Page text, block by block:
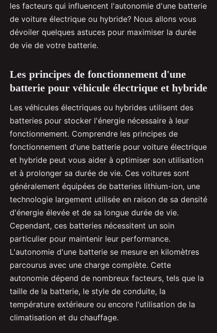
les facteurs qui influencent l'autonomie d'une batterie
de voiture électrique ou hybride? Nous allons vous
dévoiler quelques astuces pour maximiser la durée
de vie de votre batterie.
Les principes de fonctionnement d'une
batterie pour véhicule électrique et hybride
Les véhicules électriques ou hybrides utilisent des
batteries pour stocker l'énergie nécessaire à leur
fonctionnement. Comprendre les principes de
fonctionnement d'une batterie pour voiture électrique
et hybride peut vous aider à optimiser son utilisation
et à prolonger sa durée de vie. Ces voitures sont
généralement équipées de batteries lithium-ion, une
technologie largement utilisée en raison de sa densité
d'énergie élevée et de sa longue durée de vie.
Cependant, ces batteries nécessitent un soin
particulier pour maintenir leur performance.
L'autonomie d'une batterie se mesure en kilomètres
parcourus avec une charge complète. Cette
autonomie dépend de nombreux facteurs, tels que la
taille de la batterie, le style de conduite, la
température extérieure ou encore l'utilisation de la
climatisation et du chauffage.